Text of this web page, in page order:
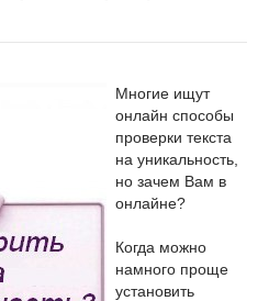
Многие ищут
онлайн способы
проверки текста
на уникальность,
но зачем Вам в
онлайне?
Когда можно
намного проще
установить